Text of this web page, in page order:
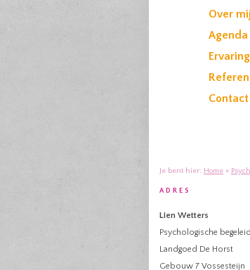
Over mij
Agenda
Je bent hier: Home »
ADRES
Lien Wetters
Psychologische
Landgoed De Horst
Gebouw 7 Vossesteijn